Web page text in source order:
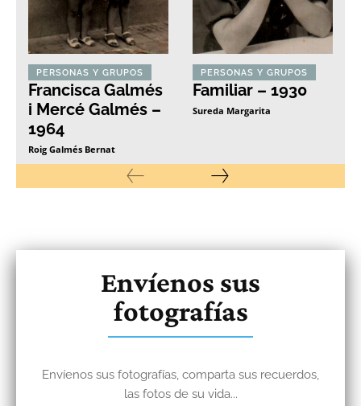
PERSONAS Y GRUPOS
Francisca Galmés
i Mercé Galmés –
1964
Roig Galmés Bernat
PERSONAS Y GRUPOS
Familiar – 1930
Sureda Margarita
Envíenos sus
fotografías
Envíenos sus fotografías, comparta sus recuerdos,
las fotos de su vida...